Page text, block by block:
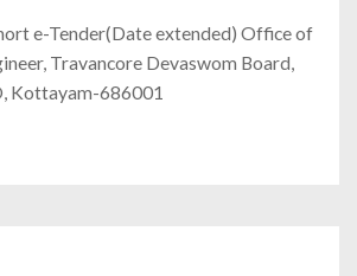
e-Tender(Date extended) Office of
Travancore Devaswom Board,
Kottayam-686001